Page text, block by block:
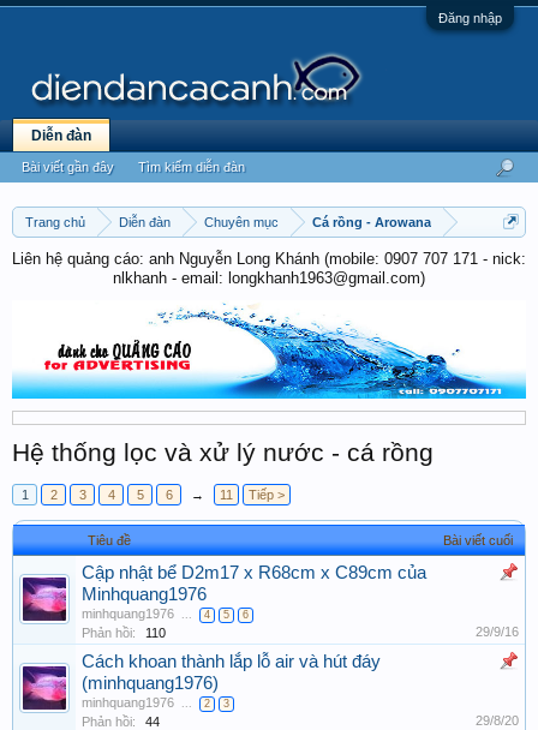
Đăng nhập
Trang chủ Diễn đàn Chuyên mục Cá rồng - Arowana
Liên hệ quảng cáo: anh Nguyễn Long Khánh (mobile: 0907 707 171 - nick:
nlkhanh - email: longkhanh1963@gmail.com)
Hệ thống lọc và xử lý nước - cá rồng
1 2 3 4 5 6 → 11 Tiếp >
Tiêu đề Bài viết cuối
Cập nhật bể D2m17 x R68cm x C89cm của
Minhquang1976
minhquang1976 4 5 6
Phản hồi: 110 29/9/16
Cách khoan thành lắp lỗ air và hút đáy
(minhquang1976)
minhquang1976 2 3
Phản hồi: 44 29/8/20
Diễn đàn
Bài viết gần đây Tìm kiếm diễn đàn